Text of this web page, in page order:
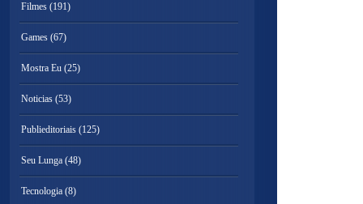
Filmes (191)
Games (67)
Mostra Eu (25)
Noticias (53)
Publieditoriais (125)
Seu Lunga (48)
Tecnologia (8)